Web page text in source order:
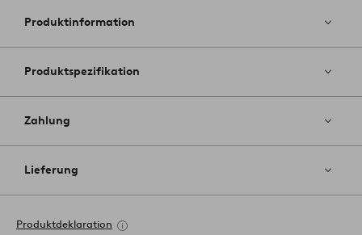
Produktinformation
Produktspezifikation
Zahlung
Lieferung
Produktdeklaration